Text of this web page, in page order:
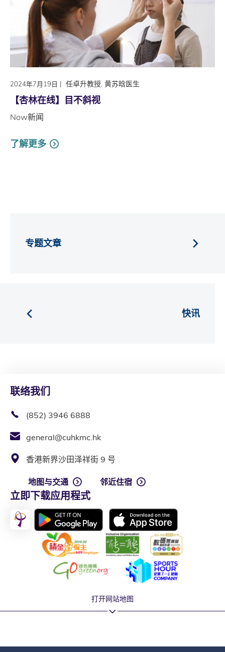
2024年7月19日 | 任卓升教授, 黄苏晗医生
【杏林在线】目不斜视
Now新闻
了解更多
快讯
专题文章
联络我们
(852) 3946 6888
general@cuhkmc.hk
香港新界沙田泽祥街 9 号
地图与交通 邻近住宿
立即下载应用程式
打开网站地图